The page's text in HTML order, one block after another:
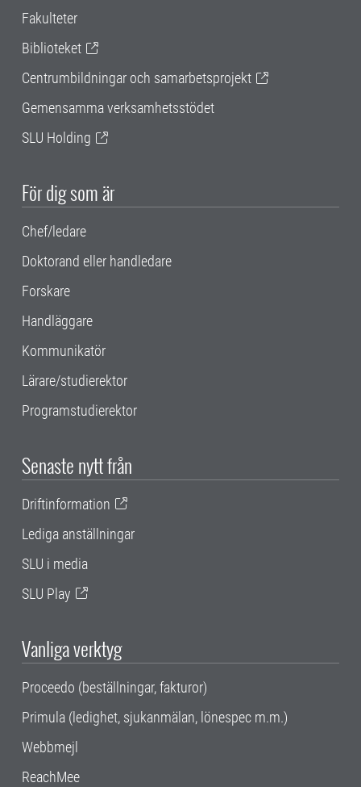
Fakulteter
Biblioteket
Centrumbildningar och samarbetsprojekt
Gemensamma verksamhetsstödet
SLU Holding
För dig som är
Chef/ledare
Doktorand eller handledare
Forskare
Handläggare
Kommunikatör
Lärare/studierektor
Programstudierektor
Senaste nytt från
Driftinformation
Lediga anställningar
SLU i media
SLU Play
Vanliga verktyg
Proceedo (beställningar, fakturor)
Primula (ledighet, sjukanmälan, lönespec m.m.)
Webbmejl
ReachMee